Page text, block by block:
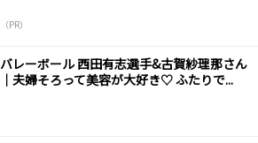
（PR）
バレーボール 西田有志選手&古賀紗理那さん
｜夫婦そろって美容が大好き♡ ふたりで...